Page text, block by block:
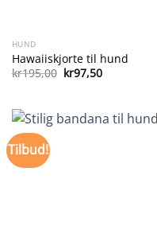
HUND
Hawaiiskjorte til hund
kr195,00 Opprinnelig
pris
kr97,50Nåværende
pris
Tilbud!